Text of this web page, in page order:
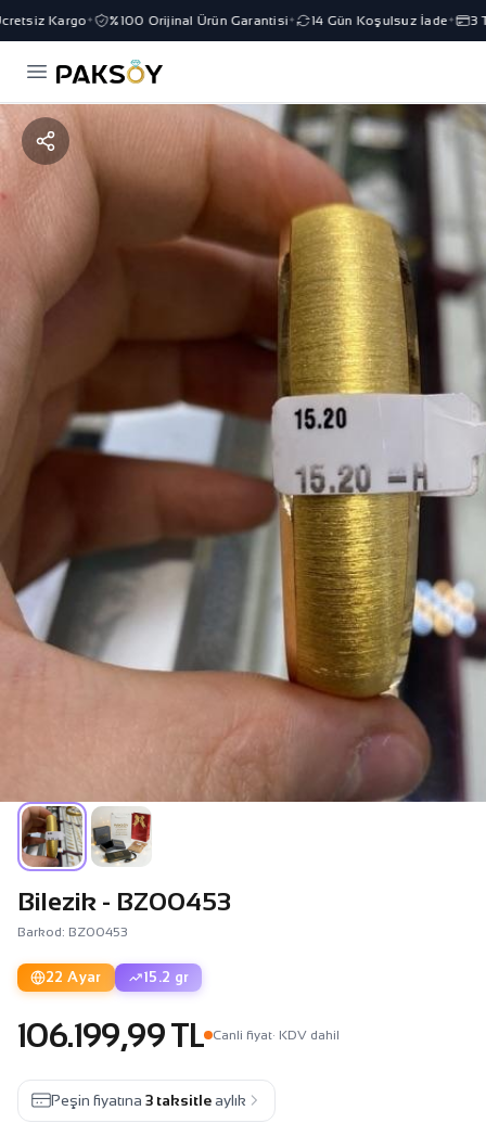
Kargo✦ %100 Orijinal Ürün Garantisi✦ 14 Gün Koşulsuz İade✦ 3
Bilezik - BZ00453
Barkod: BZ00453
22 Ayar 15.2 gr
106.199,99 TL Canli fiyat· KDV dahil
Peşin fiyatına 3 taksitle aylık